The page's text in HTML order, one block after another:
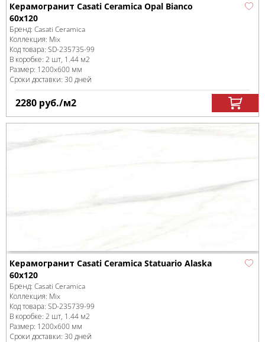
Керамогранит Casati Ceramica Opal Bianco
60x120
Бренд: Casati Ceramica
Коллекция: Mix
Код товара: SD-235735-99
В коробке: 2 шт, 1.44 м2
Размер: 1200x600 мм
Сроки доставки: 30 дней
2280 руб./м2
Керамогранит Casati Ceramica Statuario Alaska
60x120
Бренд: Casati Ceramica
Коллекция: Mix
Код товара: SD-235739-99
В коробке: 2 шт, 1.44 м2
Размер: 1200x600 мм
Сроки доставки: 30 дней